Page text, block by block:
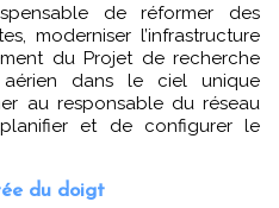
de réformer des
moderniser l’infrastructure
du Projet de recherche
dans le ciel unique
au responsable du réseau
et de configurer le
du doigt